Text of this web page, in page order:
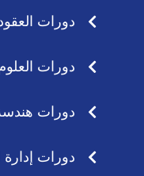
دورات
دورات
دورات
دورات إدارة